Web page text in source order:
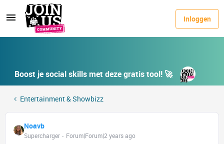
Inloggen
Boost je social skills met deze gratis tool! 🚀
Entertainment & Showbizz
Noavb
Supercharger Forum|Forum|2 years ago